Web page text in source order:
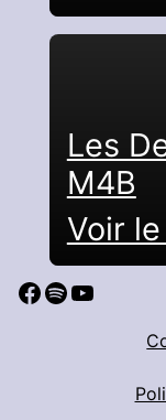
Les
M4B
Voir
Facebook
Spotify
YouTube